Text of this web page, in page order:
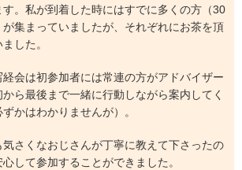
。私が到着した時にはすでに多くの方（30
集まっていましたが、それぞれにお茶を頂
した。
会は初参加者には常連の方がアドバイザー
ら最後まで一緒に行動しながら案内してく
かはわかりませんが）。
さくなおじさんが丁寧に教えて下さったの
して参加することができました。